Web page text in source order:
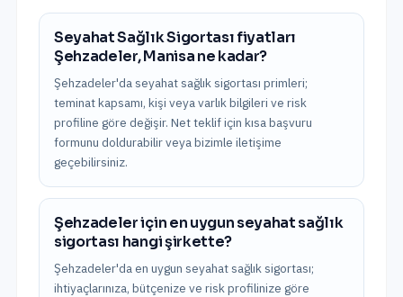
Seyahat Sağlık Sigortası fiyatları
Şehzadeler, Manisa ne kadar?
Şehzadeler'da seyahat sağlık sigortası primleri;
teminat kapsamı, kişi veya varlık bilgileri ve risk
profiline göre değişir. Net teklif için kısa başvuru
formunu doldurabilir veya bizimle iletişime
geçebilirsiniz.
Şehzadeler için en uygun seyahat sağlık
sigortası hangi şirkette?
Şehzadeler'da en uygun seyahat sağlık sigortası;
ihtiyaçlarınıza, bütçenize ve risk profilinize göre